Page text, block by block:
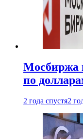
Мосбиржа
по
2 года спустя2